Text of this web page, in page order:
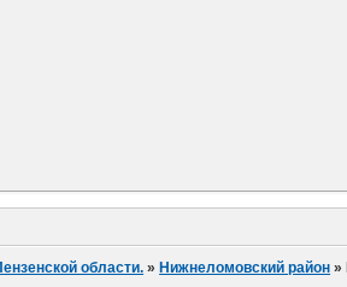
области. » Нижнеломовский район »